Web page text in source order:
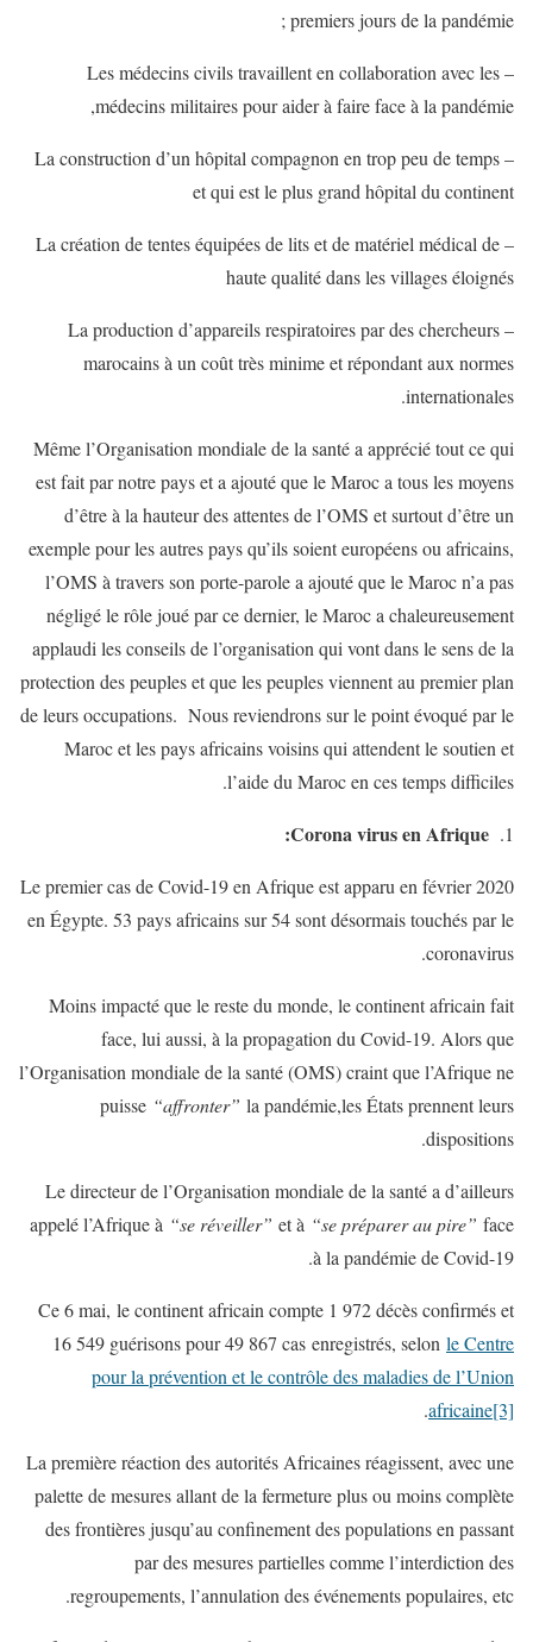
premiers jours de la pandémie ;
– Les médecins civils travaillent en collaboration avec les
médecins militaires pour aider à faire face à la pandémie,
– La construction d’un hôpital compagnon en trop peu de temps
et qui est le plus grand hôpital du continent
– La création de tentes équipées de lits et de matériel médical de
haute qualité dans les villages éloignés
– La production d’appareils respiratoires par des chercheurs
marocains à un coût très minime et répondant aux normes
internationales.
Même l’Organisation mondiale de la santé a apprécié tout ce qui
est fait par notre pays et a ajouté que le Maroc a tous les moyens
d’être à la hauteur des attentes de l’OMS et surtout d’être un
exemple pour les autres pays qu’ils soient européens ou africains,
l’OMS à travers son porte-parole a ajouté que le Maroc n’a pas
négligé le rôle joué par ce dernier, le Maroc a chaleureusement
applaudi les conseils de l’organisation qui vont dans le sens de la
protection des peuples et que les peuples viennent au premier plan
de leurs occupations. Nous reviendrons sur le point évoqué par le
Maroc et les pays africains voisins qui attendent le soutien et
l’aide du Maroc en ces temps difficiles.
Le premier cas de Covid-19 en Afrique est apparu en février 2020
en Égypte. 53 pays africains sur 54 sont désormais touchés par le
coronavirus.
Moins impacté que le reste du monde, le continent africain fait
face, lui aussi, à la propagation du Covid-19. Alors que
l’Organisation mondiale de la santé (OMS) craint que l’Afrique ne
puisse “affronter” la pandémie,les États prennent leurs
dispositions.
Le directeur de l’Organisation mondiale de la santé a d’ailleurs
appelé l’Afrique à “se réveiller” et à “se préparer au pire” face
à la pandémie de Covid-19.
Ce 6 mai, le continent africain compte 1 972 décès confirmés et
16 549 guérisons pour 49 867 cas enregistrés, selon le Centre
pour la prévention et le contrôle des maladies de l’Union
africaine[3]
.
La première réaction des autorités Africaines réagissent, avec une
palette de mesures allant de la fermeture plus ou moins complète
des frontières jusqu’au confinement des populations en passant
par des mesures partielles comme l’interdiction des
regroupements, l’annulation des événements populaires, etc.